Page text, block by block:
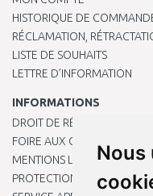
Nous
HISTORIQUE DE
RÉCLAMATION,
LISTE DE SOUHAITS
LETTRE D’INFORMATION
INFORMATIONS
DROIT DE RÉTRACTATION
FOIRE AUX QUESTIONS
MENTIONS LÉGALES
PROTECTION DES DONNÉES